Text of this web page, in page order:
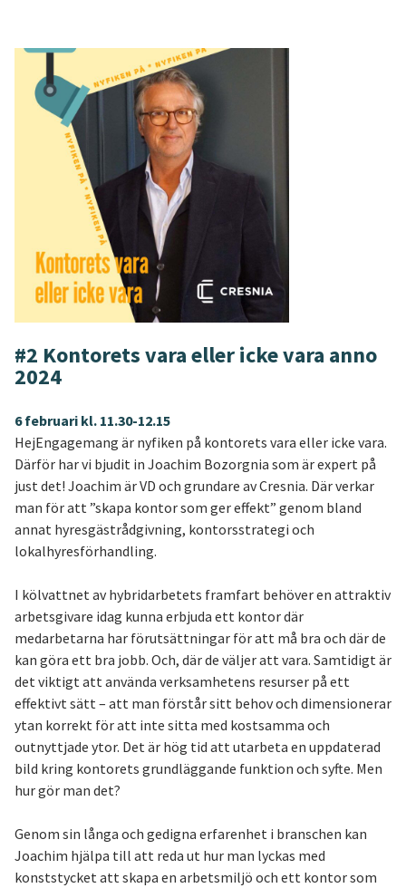
#2 Kontorets vara eller icke vara anno
2024
6 februari kl. 11.30-12.15
HejEngagemang är nyfiken på kontorets vara eller icke vara.
Därför har vi bjudit in Joachim Bozorgnia som är expert på
just det! Joachim är VD och grundare av Cresnia. Där verkar
man för att ”skapa kontor som ger effekt” genom bland
annat hyresgästrådgivning, kontorsstrategi och
lokalhyresförhandling.
I kölvattnet av hybridarbetets framfart behöver en attraktiv
arbetsgivare idag kunna erbjuda ett kontor där
medarbetarna har förutsättningar för att må bra och där de
kan göra ett bra jobb. Och, där de väljer att vara. Samtidigt är
det viktigt att använda verksamhetens resurser på ett
effektivt sätt – att man förstår sitt behov och dimensionerar
ytan korrekt för att inte sitta med kostsamma och
outnyttjade ytor. Det är hög tid att utarbeta en uppdaterad
bild kring kontorets grundläggande funktion och syfte. Men
hur gör man det?
Genom sin långa och gedigna erfarenhet i branschen kan
Joachim hjälpa till att reda ut hur man lyckas med
konststycket att skapa en arbetsmiljö och ett kontor som